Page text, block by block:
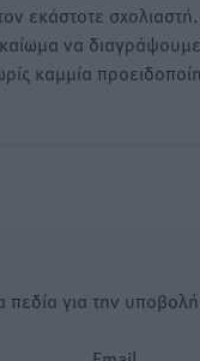
εκάστοτε
να
καμμία
για την